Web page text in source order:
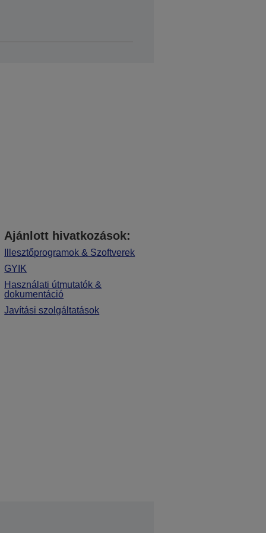
Ajánlott hivatkozások:
Illesztőprogramok & Szoftverek
GYIK
Használati útmutatók &
dokumentáció
Javítási szolgáltatások